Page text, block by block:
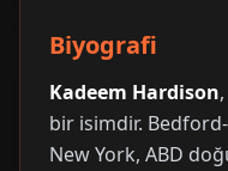
Biyografi
Kadeem Hardison
bir isimdir.
New York, ABD